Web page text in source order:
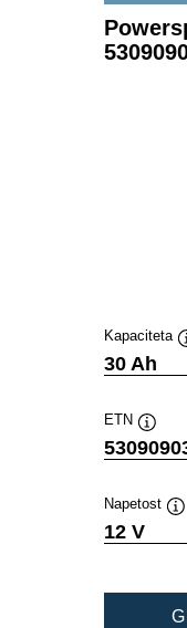
Kapaciteta
30 Ah
ETN
Namig
Napetost
12 V